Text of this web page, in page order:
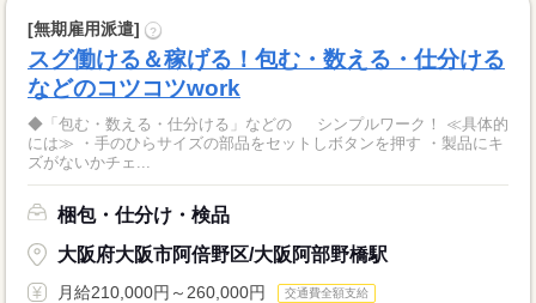
[無期雇用派遣] ?
スグ働ける＆稼げる！包む・数える・仕分ける
などのコツコツwork
◆「包む・数える・仕分ける」などの シンプルワーク！ ≪具体的
には≫ ・手のひらサイズの部品をセットしボタンを押す ・製品にキ
ズがないかチェ...
梱包・仕分け・検品
大阪府大阪市阿倍野区/大阪阿部野橋駅
月給210,000円～260,000円 交通費全額支給